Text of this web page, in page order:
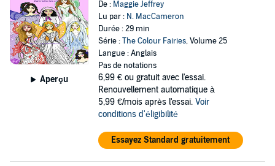
Aperçu
De : Maggie Jeffrey
Lu par : N. MacCameron
Durée : 29 min
Série :The Colour Fairies, Volume 25
Langue : Anglais
Pas de notations
6,99 € ou gratuit avec l'essai.
Renouvellement automatique à
5,99 €/mois après l'essai. Voir
conditions d'éligibilité
Essayez Standard gratuitement